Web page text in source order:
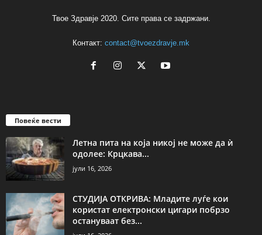
Твое Здравје 2020. Сите права се задржани.
Контакт: contact@tvoezdravje.mk
Повеќе вести
Летна пита на која никој не може да ѝ
одолее: Крцкава...
јули 16, 2026
СТУДИЈА ОТКРИВА: Младите луѓе кои
користат електронски цигари побрзо
остануваат без...